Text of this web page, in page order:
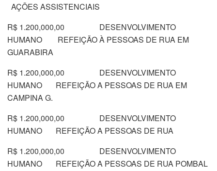
AÇÕES ASSISTENCIAIS
R$ 1.200,000,00 DESENVOLVIMENTO
HUMANO REFEIÇÃO À PESSOAS DE RUA EM
GUARABIRA
R$ 1.200,000,00 DESENVOLVIMENTO
HUMANO REFEIÇÃO A PESSOAS DE RUA EM
CAMPINA G.
R$ 1.200,000,00 DESENVOLVIMENTO
HUMANO REFEIÇÃO A PESSOAS DE RUA
R$ 1.200,000,00 DESENVOLVIMENTO
HUMANO REFEIÇÃO A PESSOAS DE RUA POMBAL